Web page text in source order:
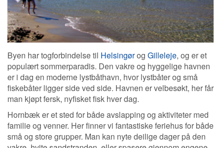
Byen har togforbindelse til Helsingørog Gilleleje, og er et
populært sommerparadis. Den vakre og hyggelige havnen
er i dag en moderne lystbåthavn, hvor lystbåter og små
fiskebåter ligger side ved side. Havnen er velbesøkt, her får
man kjøpt fersk, nyfisket fisk hver dag.
Hornbæk er et sted for både avslapping og aktiviteter med
familie og venner. Her finner vi fantastiske feriehus for både
små og store grupper. Man kan nyte deilige dager på den